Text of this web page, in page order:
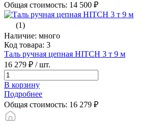
Общая стоимость: 14 500 ₽
(1)
Наличие: много
Код товара: 3
Таль ручная цепная HITCH 3 т 9 м
16 279 ₽ / шт.
В корзину
Подробнее
Общая стоимость: 16 279 ₽